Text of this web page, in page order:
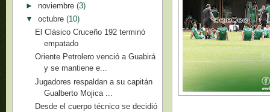
► noviembre (3)
▼ octubre (10)
El Clásico Cruceño 192 terminó
empatado
Oriente Petrolero venció a Guabirá
y se mantiene e...
Jugadores respaldan a su capitán
Gualberto Mojica ...
Desde el cuerpo técnico se decidió